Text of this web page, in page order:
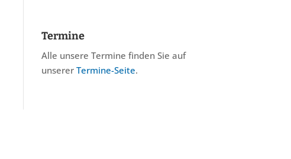
Termine
Alle unsere Termine finden Sie auf
unserer Termine-Seite.